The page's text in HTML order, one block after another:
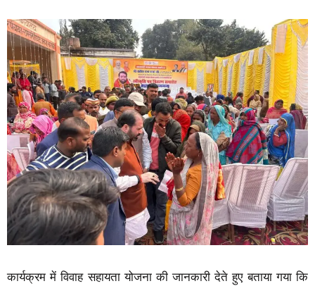
कार्यक्रम में विवाह सहायता योजना की जानकारी देते हुए बताया गया कि